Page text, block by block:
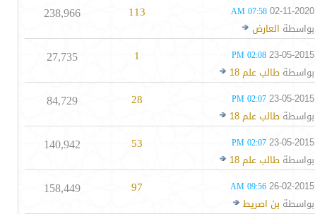
02-11-2020
07:58 AM
بواسطة العارض
113
238,966
23-05-2015
02:08 PM
بواسطةطالب علم 18
1
27,735
23-05-2015
02:07 PM
بواسطةطالب علم 18
28
84,729
23-05-2015
02:07 PM
بواسطةطالب علم 18
53
140,942
26-02-2015
09:56 AM
بواسطة بن اصريط
97
158,449